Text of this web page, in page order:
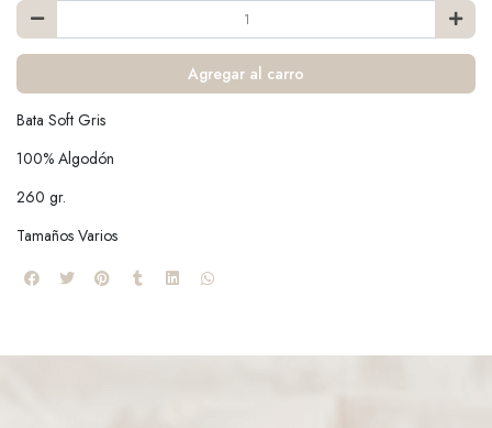
Agregar al carro
Bata Soft Gris
100% Algodón
260 gr.
Tamaños Varios